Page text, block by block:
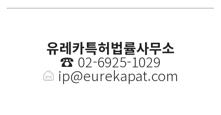
유레카특허법률사무소
☎️ 02-6925-1029
ip@eurekapat.com